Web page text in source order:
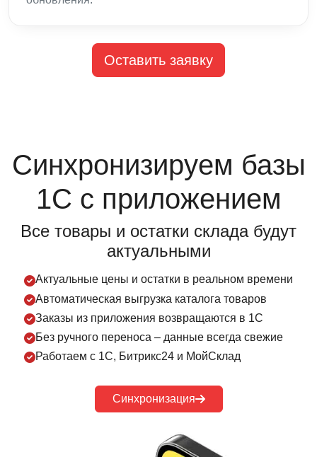
Оставить заявку
Синхронизируем базы
1С с приложением
Все товары и остатки склада будут
актуальными
Актуальные цены и остатки в реальном времени
Автоматическая выгрузка каталога товаров
Заказы из приложения возвращаются в 1С
Без ручного переноса – данные всегда свежие
Работаем с 1С, Битрикс24 и МойСклад
Синхронизация